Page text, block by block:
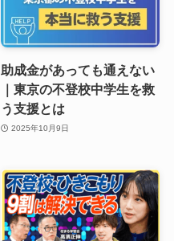
助成金があっても通えない
｜東京の不登校中学生を救
う支援とは
2025年10月9日